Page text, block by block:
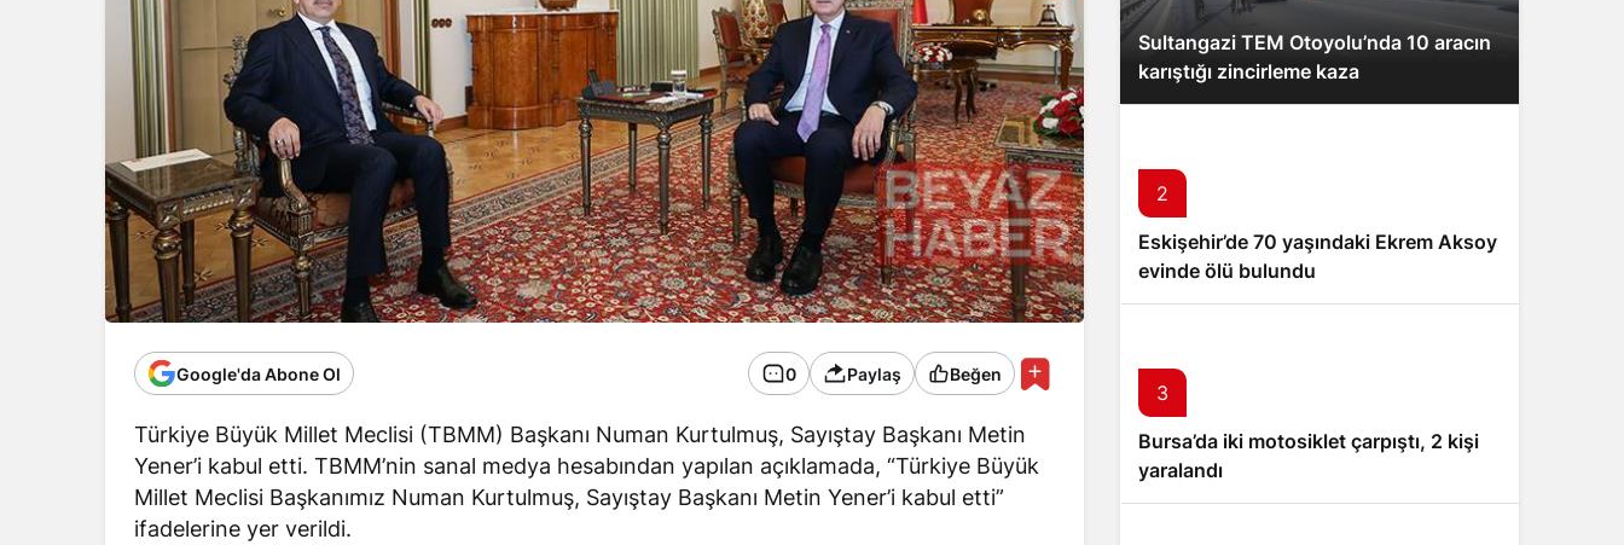
Google'da Abone Ol 0 Paylaş Beğen
Türkiye Büyük Millet Meclisi (TBMM) Başkanı Numan Kurtulmuş, Sayıştay Başkanı Metin
Yener’i kabul etti. TBMM’nin sanal medya hesabından yapılan açıklamada, “Türkiye Büyük
Millet Meclisi Başkanımız Numan Kurtulmuş, Sayıştay Başkanı Metin Yener’i kabul etti”
ifadelerine yer verildi.
Sultangazi TEM Otoyolu’nda 10 aracın
karıştığı zincirleme kaza
2
Eskişehir’de 70 yaşındaki Ekrem Aksoy
evinde ölü bulundu
3
Bursa’da iki motosiklet çarpıştı, 2 kişi
yaralandı